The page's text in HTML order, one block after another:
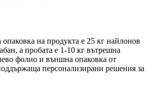
на продукта е 25 кг найлонов
а пробата е 1-10 кг вътрешна
фолио и външна опаковка от
персонализирани решения за